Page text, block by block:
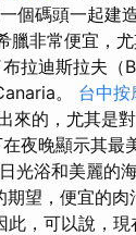
個碼頭一起建
臘非常便宜，
拉迪斯拉夫（
。 台中按
來的，尤其是
夜晚顯示其最
光浴和美麗的
望，便宜的肉
，可以說，